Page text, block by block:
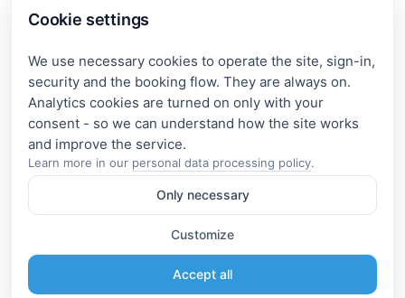
Cookie settings
We use necessary cookies to operate the site, sign-in,
security and the booking flow. They are always on.
Analytics cookies are turned on only with your
consent - so we can understand how the site works
Learn more in our personal data processing policy.
Only necessary
Customize
Accept all